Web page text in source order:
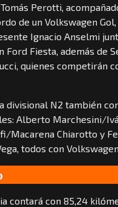
Perotti,
de un Volkswagen
Ignacio Anselmi
Ford Fiesta, además de
quienes competirán
divisional N2 también
Alberto Marchesini/
Macarena Chiarotto y
todos con Volkswagen
contará con 85,24